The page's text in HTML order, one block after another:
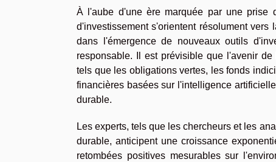
À l'aube d'une ère marquée par une prise
d'investissement s'orientent résolument
dans l'émergence de nouveaux outils
responsable. Il est prévisible que l'avenir
tels que les obligations vertes, les fonds
financières basées sur l'intelligence
durable.
Les experts, tels que les chercheurs et les
durable, anticipent une croissance
retombées positives mesurables sur